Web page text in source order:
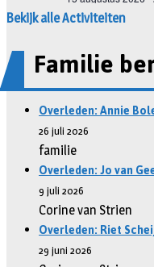
Bekijk alle Activiteiten
Familie
Overleden: Annie
26 juli 2026
familie
Overleden: Jo van
9 juli 2026
Corine van Strien
Overleden: Riet
29 juni 2026